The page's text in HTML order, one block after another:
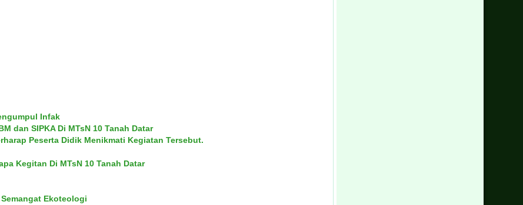
Infak
dan SIPKA Di MTsN 10 Tanah Datar
Peserta Didik Menikmati Kegiatan Tersebut.
Kegitan Di MTsN 10 Tanah Datar
Ekoteologi